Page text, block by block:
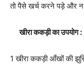
तो पैसे खर्च करने पड़े और न
खीरा ककड़ी का उपयोग :
1 खीरा ककड़ी आँखों की